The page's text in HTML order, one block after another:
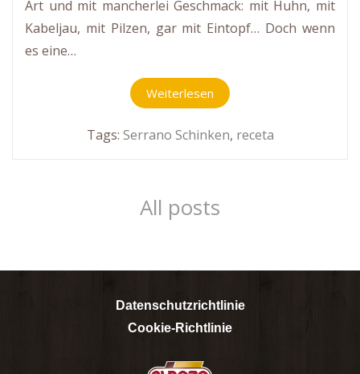
Art und mit mancherlei Geschmack: mit Huhn, mit
Kabeljau, mit Pilzen, gar mit Eintopf… Doch wenn
es eine…
Weiterlesen
Tags: Serrano Schinken, receta
All posts
Datenschutzrichtlinie
Cookie-Richtlinie